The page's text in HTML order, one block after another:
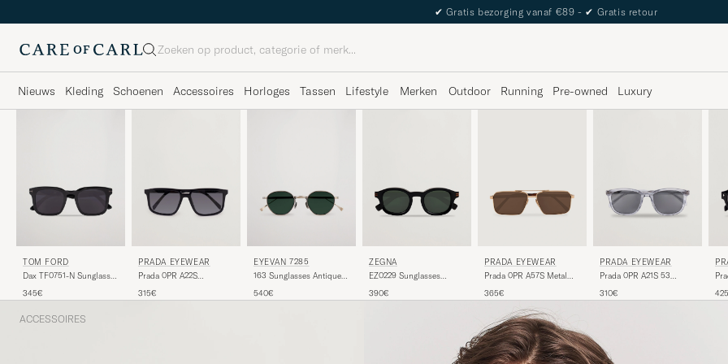
✔ Gratis bezorging vanaf €89 - ✔ Gratis retour
Zoeken
Nieuws Kleding Schoenen Accessoires Horloges Tassen Lifestyle Merken Outdoor Running Pre-owned Luxury
TOM FORD
Dax TF0751-N Sunglasses
345€
PRADA EYEWEAR
Prada 0PR A22S
315€
EYEVAN 7285
163 Sunglasses Antique
540€
ZEGNA
EZ0229 Sunglasses
390€
PRADA EYEWEAR
Prada 0PR A57S Metal
365€
PRADA EYEWEAR
Prada 0PR A21S 53
310€
ACCESSOIRES